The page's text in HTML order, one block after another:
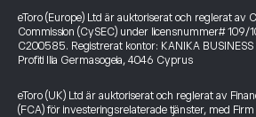
eToro (Europe) Ltd är auktoriserat och reglerat av
Commission (CySEC) under licensnummer# 109/
C200585. Registrerat kontor: KANIKA BUSINESS
Profiti Ilia Germasogeia, 4046 Cyprus
eToro (UK) Ltd är auktoriserat och reglerat av
(FCA) för investeringsrelaterade tjänster, med